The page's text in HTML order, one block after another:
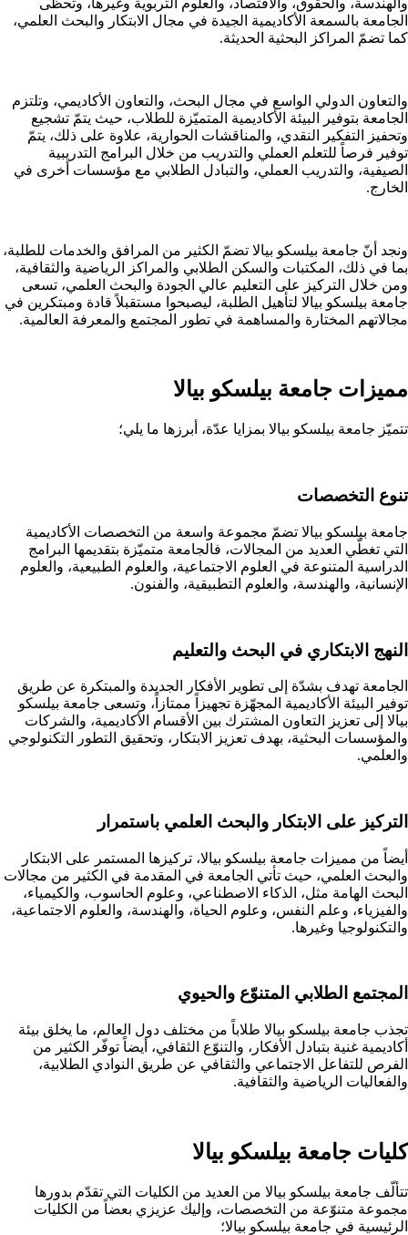
الجامعة بالسمعة الأكاديمية الجيدة في مجال الابتكار والبحث العلمي،
كما تضمّ المراكز البحثية الحديثة.
والتعاون الدولي الواسع في مجال البحث، والتعاون الأكاديمي، وتلتزم
الجامعة بتوفير البيئة الأكاديمية المتميّزة للطلاب، حيث يتمّ تشجيع
وتحفيز التفكير النقدي، والمناقشات الحوارية، علاوة على ذلك، يتمّ
توفير فرصاً للتعلم العملي والتدريب من خلال البرامج التدريبية
الصيفية، والتدريب العملي، والتبادل الطلابي مع مؤسسات أخرى في
الخارج.
ونجد أنّ جامعة بيلسكو بيالا تضمّ الكثير من المرافق والخدمات للطلبة،
بما في ذلك، المكتبات والسكن الطلابي والمراكز الرياضية والثقافية،
ومن خلال التركيز على التعليم عالي الجودة والبحث العلمي، تسعى
جامعة بيلسكو بيالا لتأهيل الطلبة، ليصبحوا مستقبلاً قادة ومبتكرين في
مجالاتهم المختارة والمساهمة في تطور المجتمع والمعرفة العالمية.
مميزات جامعة بيلسكو بيالا
تتميّز جامعة بيلسكو بيالا بمزايا عدّة، أبرزها ما يلي؛
تنوع التخصصات
جامعة بيلسكو بيالا تضمّ مجموعة واسعة من التخصصات الأكاديمية
التي تغطّي العديد من المجالات، فالجامعة متميّزة بتقديمها البرامج
الدراسية المتنوعة في العلوم الاجتماعية، والعلوم الطبيعية، والعلوم
الإنسانية، والهندسة، والعلوم التطبيقية، والفنون.
النهج الابتكاري في البحث والتعليم
الجامعة تهدف بشدّة إلى تطوير الأفكار الجديدة والمبتكرة عن طريق
توفير البيئة الأكاديمية المجهّزة تجهيزاً ممتازاً، وتسعى جامعة بيلسكو
بيالا إلى تعزيز التعاون المشترك بين الأقسام الأكاديمية، والشركات
والمؤسسات البحثية، بهدف تعزيز الابتكار، وتحقيق التطور التكنولوجي
والعلمي.
التركيز على الابتكار والبحث العلمي باستمرار
أيضاً من مميزات جامعة بيلسكو بيالا، تركيزها المستمر على الابتكار
والبحث العلمي، حيث تأتي الجامعة في المقدمة في الكثير من مجالات
البحث الهامة مثل، الذكاء الاصطناعي، وعلوم الحاسوب، والكيمياء،
والفيزياء، وعلم النفس، وعلوم الحياة، والهندسة، والعلوم الاجتماعية،
والتكنولوجيا وغيرها.
المجتمع الطلابي المتنوّع والحيوي
تجذب جامعة بيلسكو بيالا طلاباً من مختلف دول العالم، ما يخلق بيئة
أكاديمية غنية بتبادل الأفكار، والتنوّع الثقافي، أيضاً توفّر الكثير من
الفرص للتفاعل الاجتماعي والثقافي عن طريق النوادي الطلابية،
والفعاليات الرياضية والثقافية.
كليات جامعة بيلسكو بيالا
تتألّف جامعة بيلسكو بيالا من العديد من الكليات التي تقدّم بدورها
مجموعة متنوّعة من التخصصات، وإليك عزيزي بعضاً من الكليات
الرئيسية في جامعة بيلسكو بيالا؛